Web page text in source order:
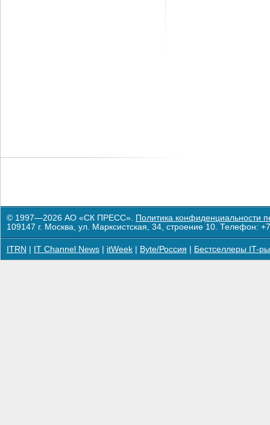
© 1997—2026 АО «СК ПРЕСС». Политика конфиденциальности
109147 г. Москва, ул. Марксистская, 34, строение 10. Телефон:
ITRN IT Channel News itWeek Byte/Россия Бестселлеры IT-